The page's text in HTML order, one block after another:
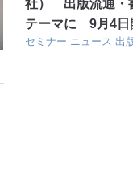
社） 出版流通・
テーマに 9月4日
セミナー ニュース 出